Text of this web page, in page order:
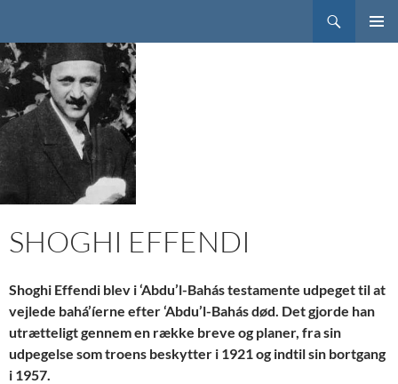
TIL
INDHOLD
SHOGHI EFFENDI
Shoghi Effendi blev i ‘Abdu’l-Bahás testamente udpeget til at
vejlede bahá’íerne efter ‘Abdu’l-Bahás død. Det gjorde han
utrætteligt gennem en række breve og planer, fra sin
udpegelse som troens beskytter i 1921 og indtil sin bortgang
i 1957.